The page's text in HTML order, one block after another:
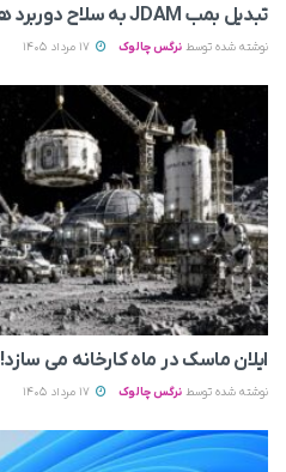
تبدیل بمب JDAM به سلاح دوربرد هدایت پذیر با موتور جت
نوشته شده توسط نرگس چالوک
ایلان ماسک در ماه کارخانه می سازد!
نوشته شده توسط نرگس چالوک